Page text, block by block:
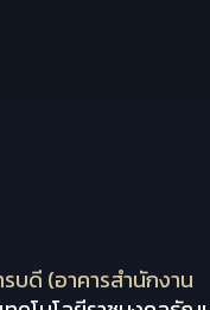
บดี (อาคารสำนักงาน